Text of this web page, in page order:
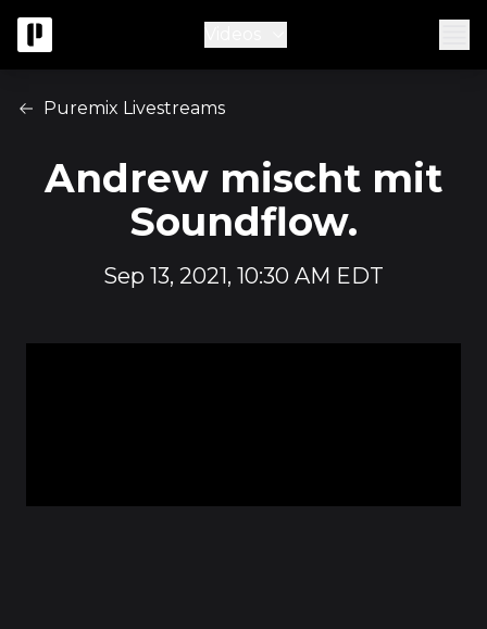
Puremix Livestreams
Andrew mischt mit
Soundflow.
Sep 13, 2021, 10:30 AM EDT